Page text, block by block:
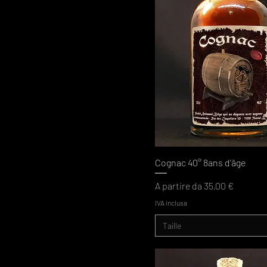
Cognac 40° 8ans d'âge
A partire da 35,00 €
Prezzo scontato
IVA inclusa
Taille